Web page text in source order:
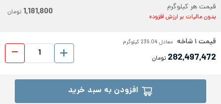
قیمت هر کیلوگرم
بدون مالیات بر ارزش افزوده 1,181,800 تومان
قیمت ۱شاخه معادل239.04 کیلوگرم
282,497,472 تومان
افزودن به سبد خرید